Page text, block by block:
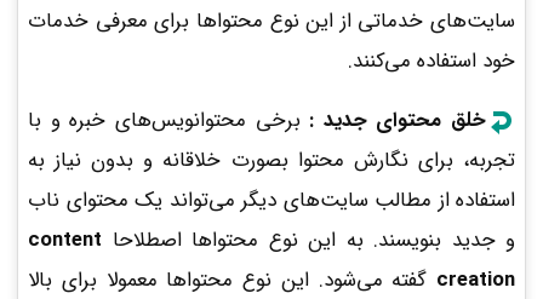
سایت‌های خدماتی از این نوع محتواها برای معرفی خدمات
خود استفاده می‌کنند.
خلق محتوای جدید : برخی محتوانویس‌های خبره و با
تجربه، برای نگارش محتوا بصورت خلاقانه و بدون نیاز به
استفاده از مطالب سایت‌های دیگر می‌تواند یک محتوای ناب
و جدید بنویسند. به این نوع محتواها اصطلاحا content
creation گفته می‌شود. این نوع محتواها معمولا برای بالا